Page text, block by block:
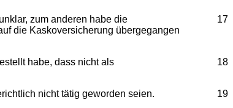
17
zum anderen habe die
die Kaskoversicherung übergegangen
18
habe, dass nicht als
19
nicht tätig geworden seien.